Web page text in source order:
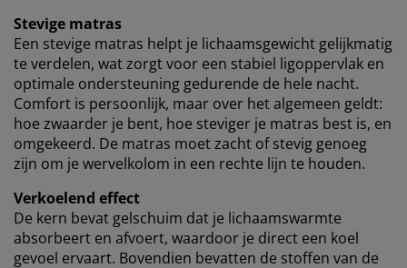
Stevige matras
Een stevige matras helpt je lichaamsgewicht gelijkmatig
te verdelen, wat zorgt voor een stabiel ligoppervlak en
optimale ondersteuning gedurende de hele nacht.
Comfort is persoonlijk, maar over het algemeen geldt:
hoe zwaarder je bent, hoe steviger je matras best is, en
omgekeerd. De matras moet zacht of stevig genoeg
zijn om je wervelkolom in een rechte lijn te houden.
Verkoelend effect
De kern bevat gelschuim dat je lichaamswarmte
absorbeert en afvoert, waardoor je direct een koel
gevoel ervaart. Bovendien bevatten de stoffen van de
We personaliseren jouw ervaring